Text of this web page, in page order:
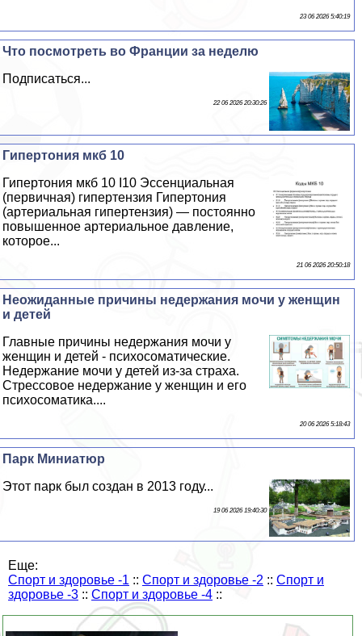
23 06 2026 5:40:19
Что посмотреть во Франции за неделю
Подписаться...
22 06 2026 20:30:26
Гипертония мкб 10
Гипертония мкб 10 I10 Эссенциальная
(первичная) гипертензия Гипертония
(артериальная гипертензия) — постоянно
повышенное артериальное давление,
которое...
21 06 2026 20:50:18
Неожиданные причины недержания мочи у женщин
и детей
Главные причины недержания мочи у
женщин и детей - психосоматические.
Недержание мочи у детей из-за стpaxa.
Стрессовое недержание у женщин и его
психосоматика....
20 06 2026 5:18:43
Парк Миниатюр
Этот парк был создан в 2013 году...
19 06 2026 19:40:30
Еще:
Спорт и здоровье -1 :: Спорт и здоровье -2 :: Спорт и
здоровье -3 :: Спорт и здоровье -4 ::